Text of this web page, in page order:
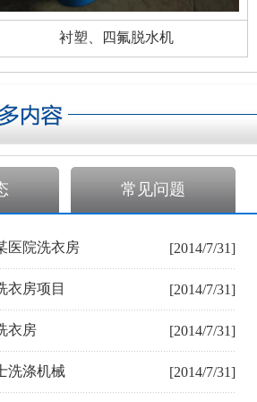
衬塑、四氟脱水机
常见问题
医院洗衣房 [2014/7/31]
衣房项目 [2014/7/31]
衣房 [2014/7/31]
洗涤机械 [2014/7/31]